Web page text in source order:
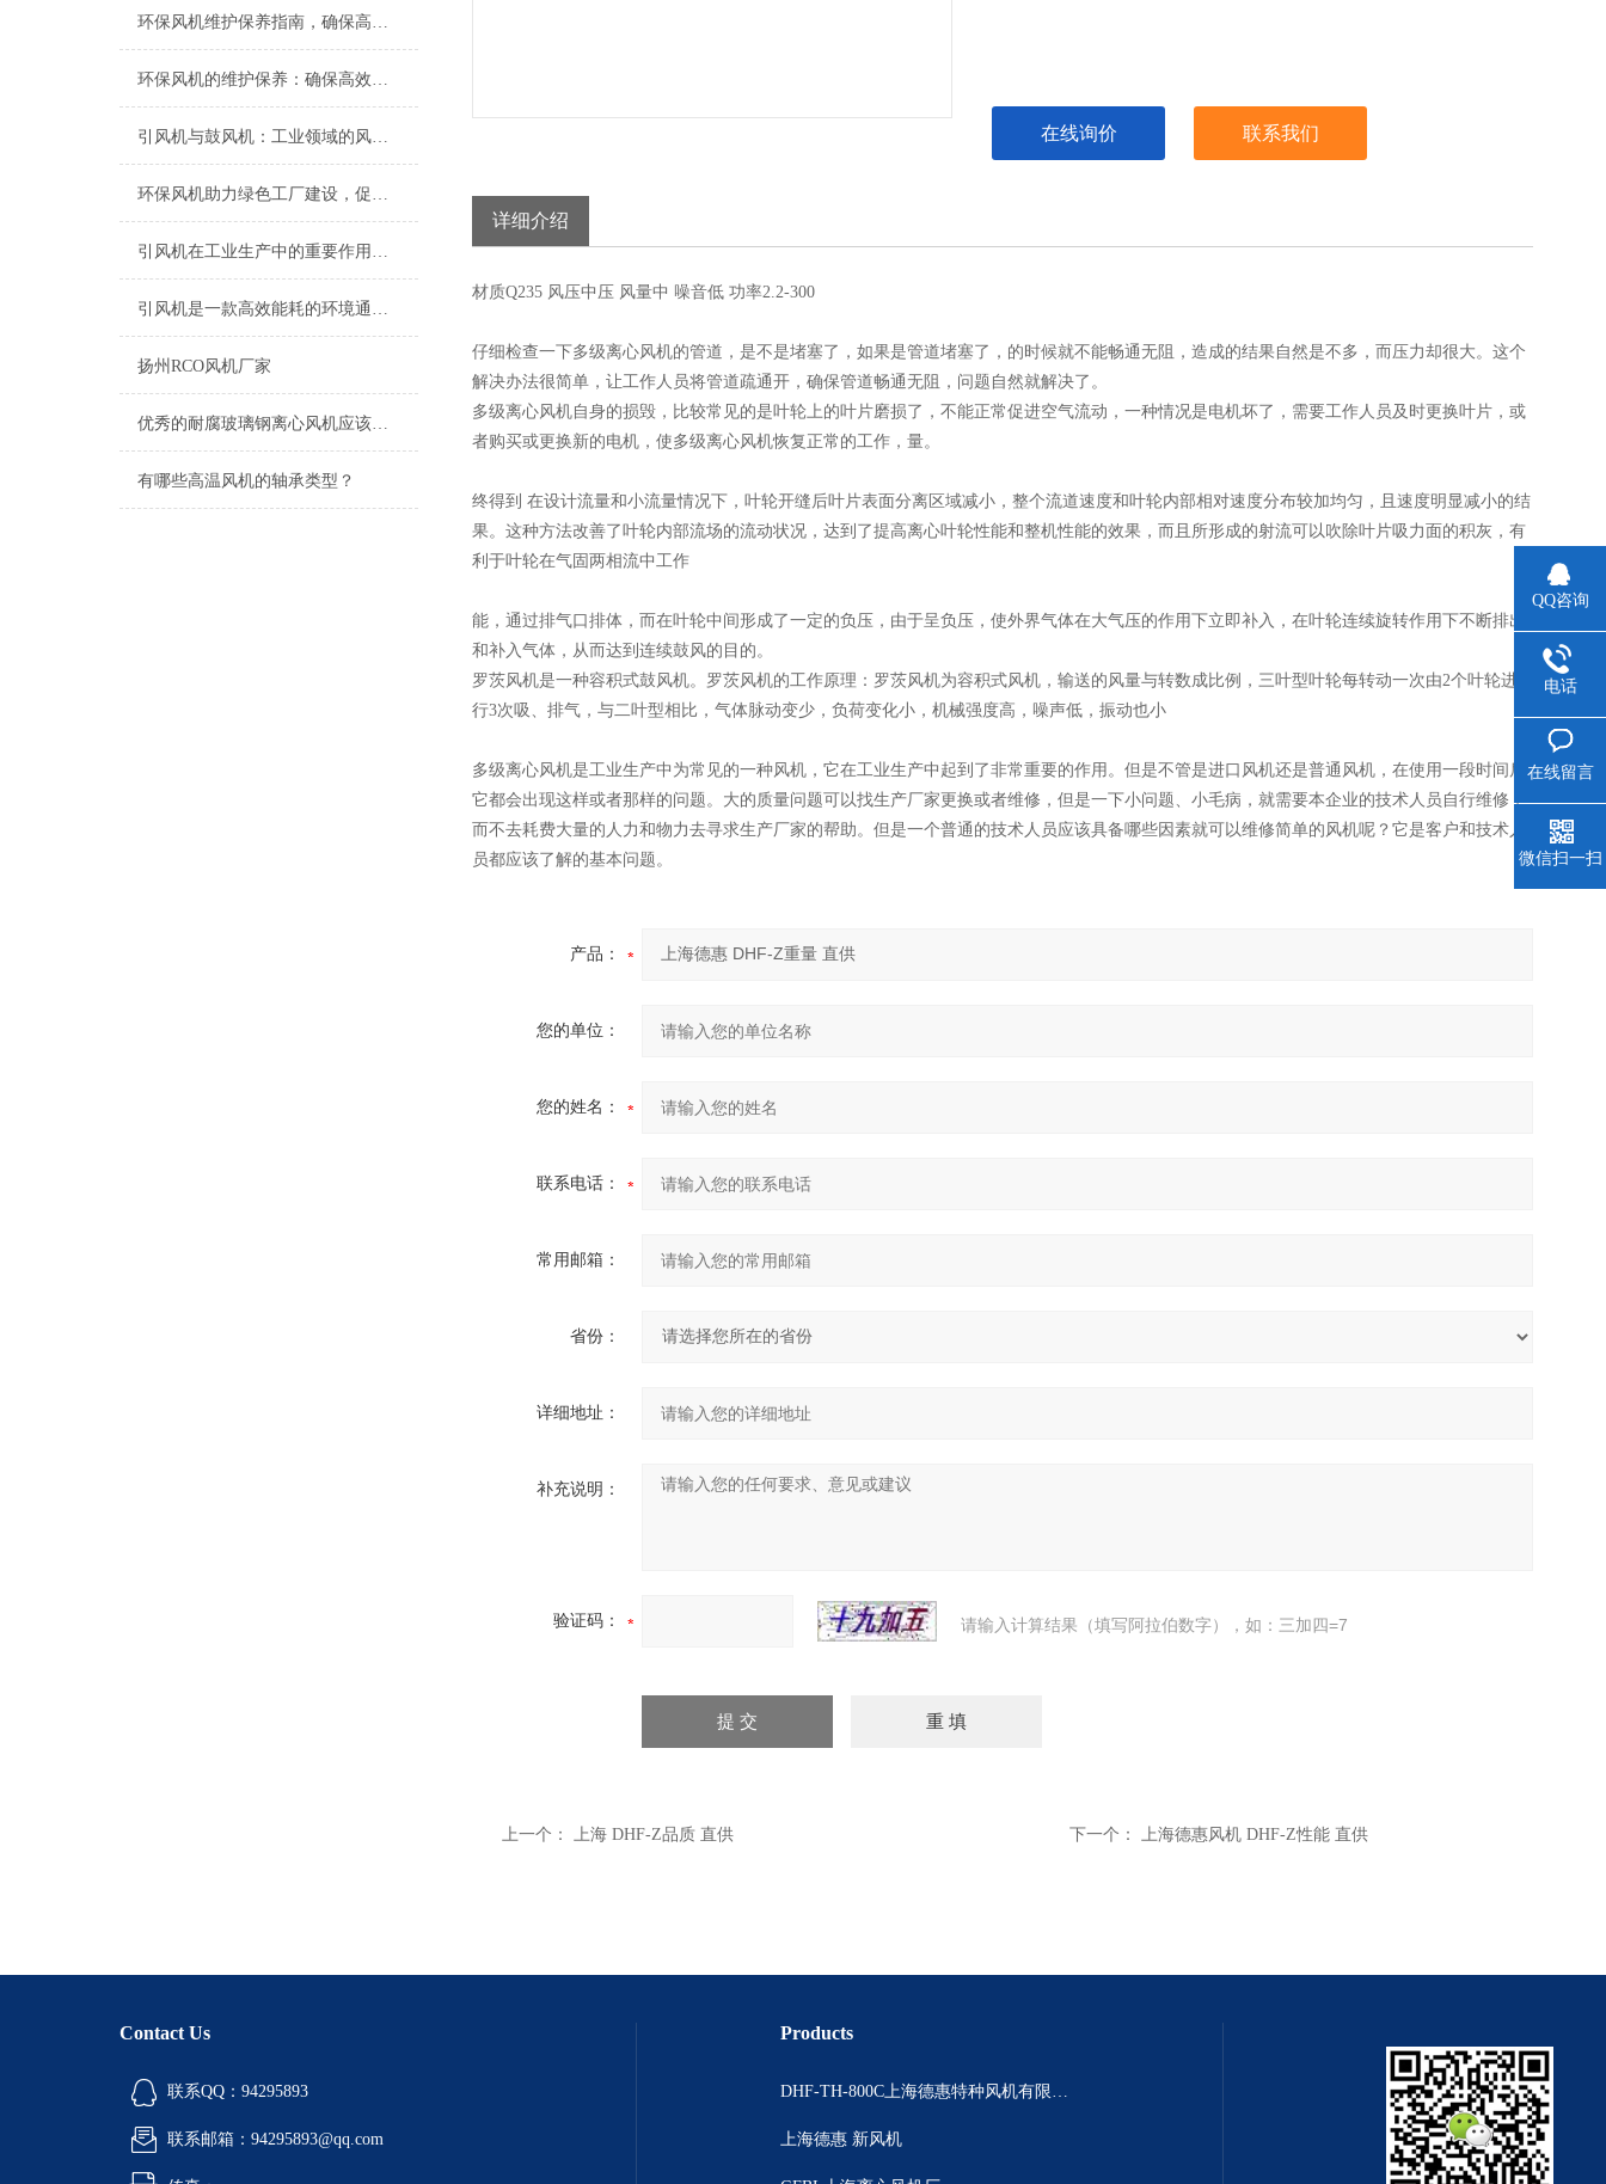
环保风机维护保养指南，确保高效稳定运行
环保风机的维护保养：确保高效运行的关键
引风机与鼓风机：工业领域的风动双子星
环保风机助力绿色工厂建设，促进节能减排
引风机在工业生产中的重要作用及发展趋势
引风机是一款高效能耗的环境通风设备
扬州RCO风机厂家
优秀的耐腐玻璃钢离心风机应该具备以下特点
有哪些高温风机的轴承类型？
在线询价 联系我们
详细介绍
材质Q235 风压中压 风量中 噪音低 功率2.2-300
仔细检查一下多级离心风机的管道，是不是堵塞了，如果是管道堵塞了，的时候就不能畅通无阻，造成的结果自然是不多，而压力却很大。这个
解决办法很简单，让工作人员将管道疏通开，确保管道畅通无阻，问题自然就解决了。
多级离心风机自身的损毁，比较常见的是叶轮上的叶片磨损了，不能正常促进空气流动，一种情况是电机坏了，需要工作人员及时更换叶片，或
者购买或更换新的电机，使多级离心风机恢复正常的工作，量。
终得到 在设计流量和小流量情况下，叶轮开缝后叶片表面分离区域减小，整个流道速度和叶轮内部相对速度分布较加均匀，且速度明显减小的结
果。这种方法改善了叶轮内部流场的流动状况，达到了提高离心叶轮性能和整机性能的效果，而且所形成的射流可以吹除叶片吸力面的积灰，有
利于叶轮在气固两相流中工作
能，通过排气口排体，而在叶轮中间形成了一定的负压，由于呈负压，使外界气体在大气压的作用下立即补入，在叶轮连续旋转作用下不断排出
和补入气体，从而达到连续鼓风的目的。
罗茨风机是一种容积式鼓风机。罗茨风机的工作原理：罗茨风机为容积式风机，输送的风量与转数成比例，三叶型叶轮每转动一次由2个叶轮进
行3次吸、排气，与二叶型相比，气体脉动变少，负荷变化小，机械强度高，噪声低，振动也小
多级离心风机是工业生产中为常见的一种风机，它在工业生产中起到了非常重要的作用。但是不管是进口风机还是普通风机，在使用一段时间后
它都会出现这样或者那样的问题。大的质量问题可以找生产厂家更换或者维修，但是一下小问题、小毛病，就需要本企业的技术人员自行维修，
而不去耗费大量的人力和物力去寻求生产厂家的帮助。但是一个普通的技术人员应该具备哪些因素就可以维修简单的风机呢？它是客户和技术人
员都应该了解的基本问题。
产品：
您的单位：
您的姓名：
联系电话：
常用邮箱：
省份：
详细地址：
补充说明：
验证码： 请输入计算结果（填写阿拉伯数字），如：三加四=7
上一个： 上海 DHF-Z品质 直供 下一个： 上海德惠风机 DHF-Z性能 直供
Contact Us
联系QQ：94295893
联系邮箱：94295893@qq.com
Products
DHF-TH-800C上海德惠特种风机有限公司
上海德惠 新风机
QQ咨询
电话
在线留言
微信扫一扫